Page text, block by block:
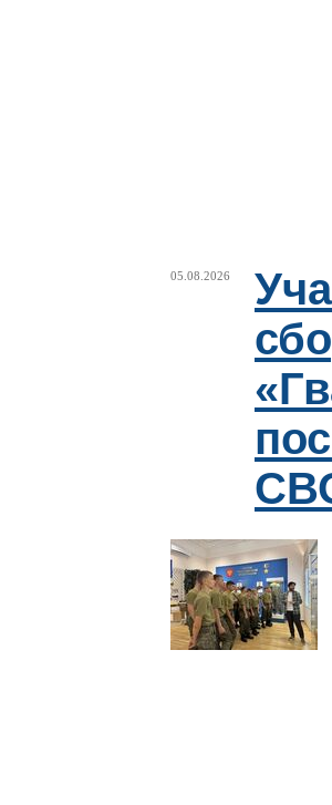
05.08.2026